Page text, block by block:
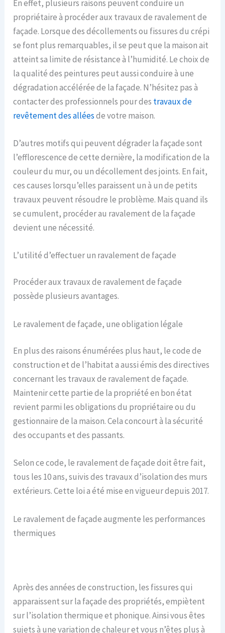
En effet, plusieurs raisons peuvent conduire un
propriétaire à procéder aux travaux de ravalement de
façade. Lorsque des décollements ou fissures du crépi
se font plus remarquables, il se peut que la maison ait
atteint sa limite de résistance à l’humidité. Le choix de
la qualité des peintures peut aussi conduire à une
dégradation accélérée de la façade. N’hésitez pas à
contacter des professionnels pour des travaux de
revêtement des alléesde votre maison.
D’autres motifs qui peuvent dégrader la façade sont
l’efflorescence de cette dernière, la modification de la
couleur du mur, ou un décollement des joints. En fait,
ces causes lorsqu’elles paraissent un à un de petits
travaux peuvent résoudre le problème. Mais quand ils
se cumulent, procéder au ravalement de la façade
devient une nécessité.
L’utilité d’effectuer un ravalement de façade
Procéder aux travaux de ravalement de façade
possède plusieurs avantages.
Le ravalement de façade, une obligation légale
En plus des raisons énumérées plus haut, le code de
construction et de l’habitat a aussi émis des directives
concernant les travaux de ravalement de façade.
Maintenir cette partie de la propriété en bon état
revient parmi les obligations du propriétaire ou du
gestionnaire de la maison. Cela concourt à la sécurité
des occupants et des passants.
Selon ce code, le ravalement de façade doit être fait,
tous les 10 ans, suivis des travaux d’isolation des murs
extérieurs. Cette loi a été mise en vigueur depuis 2017.
Le ravalement de façade augmente les performances
thermiques
Après des années de construction, les fissures qui
apparaissent sur la façade des propriétés, empiètent
sur l’isolation thermique et phonique. Ainsi vous êtes
sujets à une variation de chaleur et vous n’êtes plus à